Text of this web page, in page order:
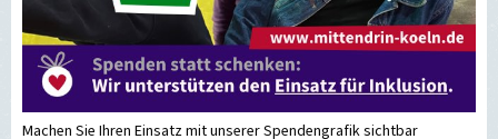
Machen Sie Ihren Einsatz mit unserer Spendengrafik sichtbar